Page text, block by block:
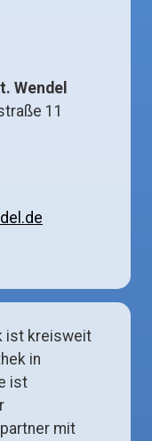
Wendel
11
ist kreisweit
in
ist
mit